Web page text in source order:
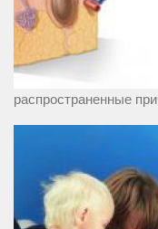
распространенные